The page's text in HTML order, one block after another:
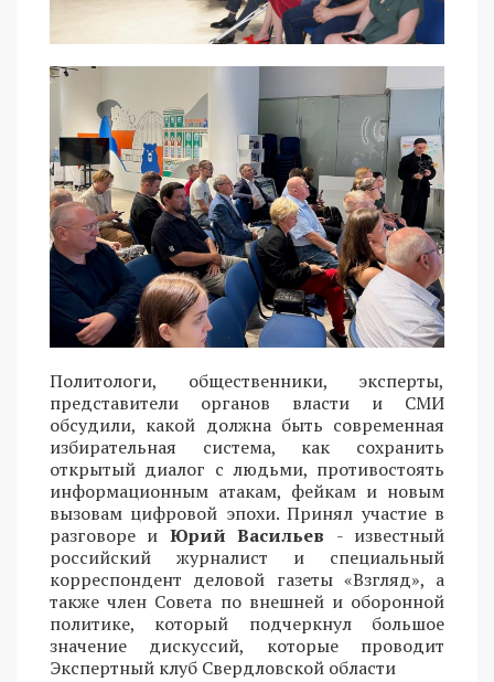
Политологи, общественники, эксперты,
представители органов власти и СМИ
обсудили, какой должна быть современная
избирательная система, как сохранить
открытый диалог с людьми, противостоять
информационным атакам, фейкам и новым
вызовам цифровой эпохи. Принял участие в
разговоре и Юрий Васильев - известный
российский журналист и специальный
корреспондент деловой газеты «Взгляд», а
также член Совета по внешней и оборонной
политике, который подчеркнул большое
значение дискуссий, которые проводит
Экспертный клуб Свердловской области